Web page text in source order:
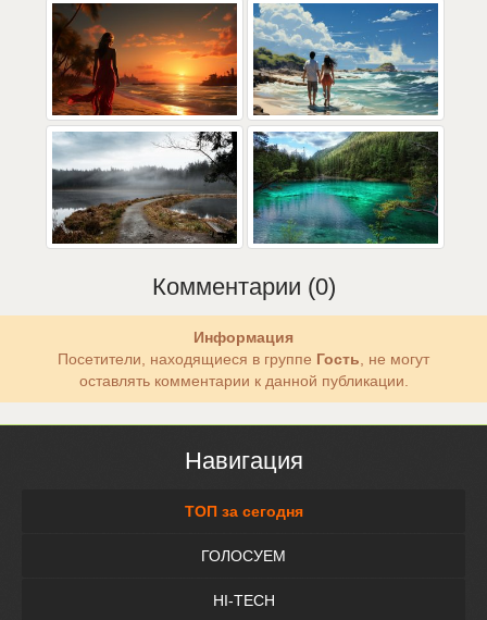
Комментарии (0)
Информация
Посетители, находящиеся в группе Гость , не могут
оставлять комментарии к данной публикации.
Навигация
ТОП за сегодня
ГОЛОСУЕМ
HI-TECH